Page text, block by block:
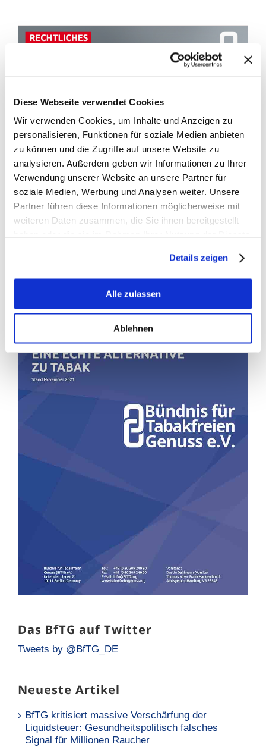
Diese Webseite verwendet Cookies
Wir verwenden Cookies, um Inhalte und Anzeigen zu
personalisieren, Funktionen für soziale Medien anbieten
zu können und die Zugriffe auf unsere Website zu
analysieren. Außerdem geben wir Informationen zu Ihrer
Verwendung unserer Website an unsere Partner für
soziale Medien, Werbung und Analysen weiter. Unsere
Partner führen diese Informationen möglicherweise mit
weiteren Daten zusammen, die Sie ihnen bereitgestellt
Details zeigen
Alle zulassen
Ablehnen
Das BfTG auf Twitter
Tweets by @BfTG_DE
Neueste Artikel
BfTG kritisiert massive Verschärfung der
Liquidsteuer: Gesundheitspolitisch falsches
Signal für Millionen Raucher